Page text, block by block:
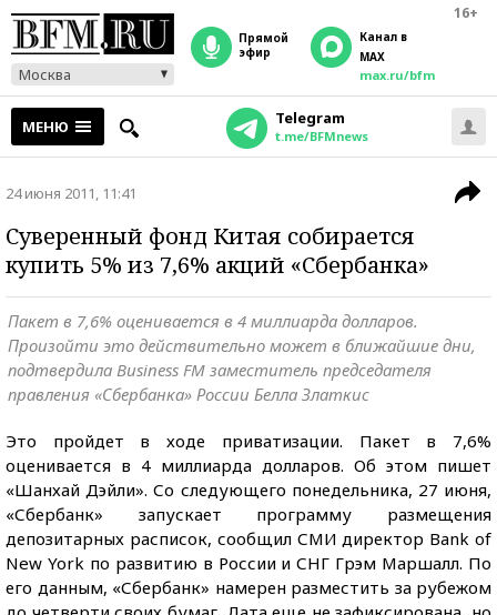
16+
Москва
прямой
эфир
Канал в
MAX
max.ru/bfm
МЕНЮ Telegram
t.me/BFMnews
24 июня 2011, 11:41
Суверенный фонд Китая собирается
купить 5% из 7,6% акций «Сбербанка»
Пакет в 7,6% оценивается в 4 миллиарда долларов.
Произойти это действительно может в ближайшие дни,
подтвердила Business FM заместитель председателя
правления «Сбербанка» России Белла Златкис
Это пройдет в ходе приватизации. Пакет в 7,6%
оценивается в 4 миллиарда долларов. Об этом пишет
«Шанхай Дэйли». Со следующего понедельника, 27 июня,
«Сбербанк» запускает программу размещения
депозитарных расписок, сообщил СМИ директор Bank of
New York по развитию в России и СНГ Грэм Маршалл. По
его данным, «Сбербанк» намерен разместить за рубежом